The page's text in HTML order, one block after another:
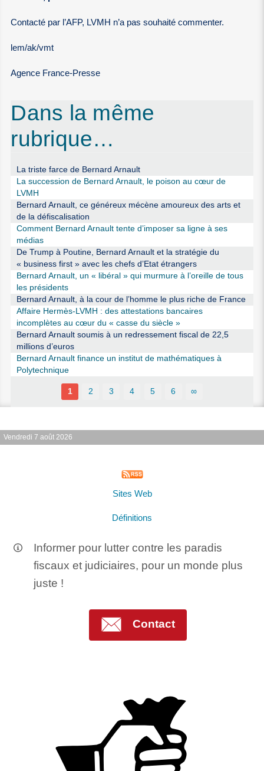
Contacté par l’AFP, LVMH n’a pas souhaité commenter.
lem/ak/vmt
Agence France-Presse
Dans la même
rubrique…
La triste farce de Bernard Arnault
La succession de Bernard Arnault, le poison au cœur de
LVMH
Bernard Arnault, ce généreux mécène amoureux des arts et
de la défiscalisation
Comment Bernard Arnault tente d’imposer sa ligne à ses
médias
De Trump à Poutine, Bernard Arnault et la stratégie du
« business first » avec les chefs d’Etat étrangers
Bernard Arnault, un « libéral » qui murmure à l’oreille de tous
les présidents
Bernard Arnault, à la cour de l’homme le plus riche de France
Affaire Hermès-LVMH : des attestations bancaires
incomplètes au cœur du « casse du siècle »
Bernard Arnault soumis à un redressement fiscal de 22,5
millions d’euros
Bernard Arnault finance un institut de mathématiques à
Polytechnique
1 2 3 4 5 6 ∞
Vendredi 7 août 2026
Sites Web
Définitions
Informer pour lutter contre les paradis
fiscaux et judiciaires, pour un monde plus
juste !
Contact